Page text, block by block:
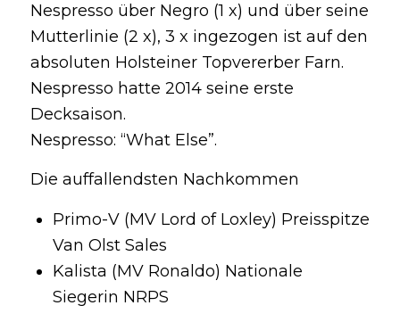
Nespresso über Negro (1 x) und über seine
Mutterlinie (2 x), 3 x ingezogen ist auf den
absoluten Holsteiner Topvererber Farn.
Nespresso hatte 2014 seine erste
Decksaison.
Nespresso: “What Else”.
Die auffallendsten Nachkommen
Primo-V (MV Lord of Loxley) Preisspitze
Van Olst Sales
Kalista (MV Ronaldo) Nationale
Siegerin NRPS